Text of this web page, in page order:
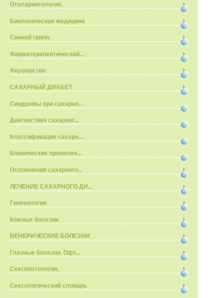
Отоларингология.
Биологическая медицина
Свиной грипп.
Фарматерапевтический...
Акушерство
САХАРНЫЙ ДИАБЕТ
Синдромы при сахарно...
Диагностика сахарног...
Классификация сахарн...
Клинические проявлен...
Осложнения сахарного...
ЛЕЧЕНИЕ САХАРНОГО ДИ...
Гинекология
Кожные болезни
ВЕНЕРИЧЕСКИЕ БОЛЕЗНИ
Глазные болезни. Офт...
Сексопатология.
Сексологический словарь